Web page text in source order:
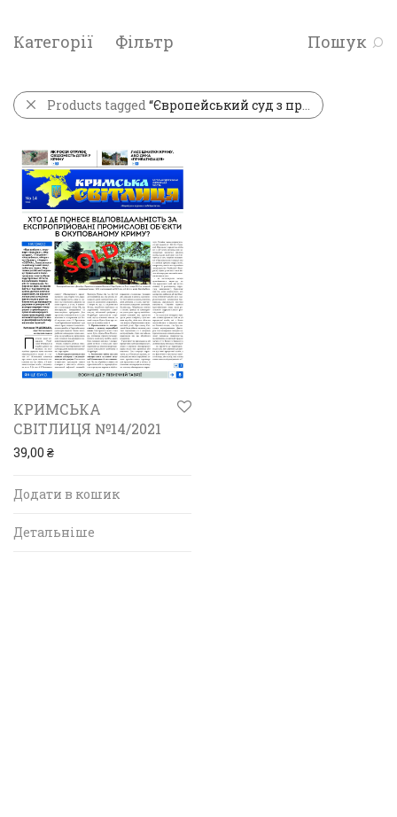
Категорії Фільтр Пошук
Products tagged“Європейський суд з прав людини”
КРИМСЬКА
СВІТЛИЦЯ №14/2021
39,00 ₴
Додати в кошик
Детальніше